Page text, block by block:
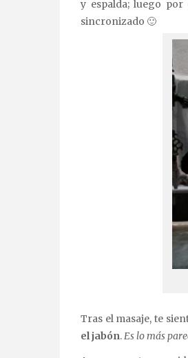
y espalda; luego por
sincronizado 🙂
Tras el masaje, te
el jabón.Es lo más